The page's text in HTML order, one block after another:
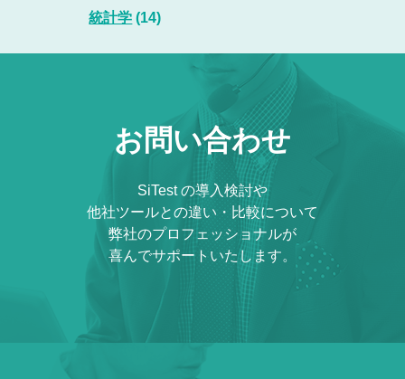
統計学 (14)
お問い合わせ
SiTest の導入検討や
他社ツールとの違い・比較について
弊社のプロフェッショナルが
喜んでサポートいたします。